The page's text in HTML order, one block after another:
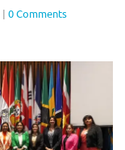
| 0 Comments